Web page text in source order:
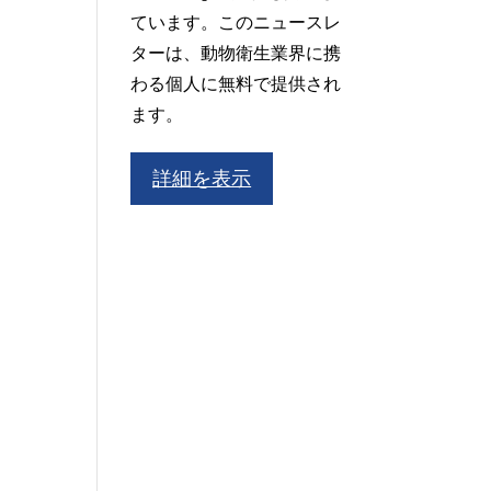
ています。このニュースレ
ターは、動物衛生業界に携
わる個人に無料で提供され
ます。
詳細を表示